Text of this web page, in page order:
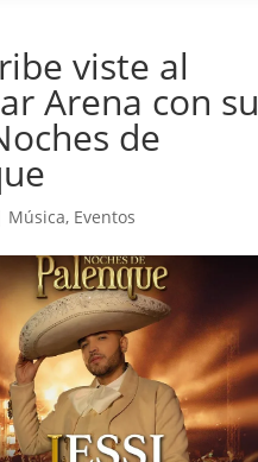
viste al
Arena con su
de
Música, Eventos